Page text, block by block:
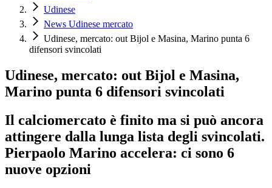
Udinese
News Udinese mercato
Udinese, mercato: out Bijol e Masina, Marino punta 6
difensori svincolati
Udinese, mercato: out Bijol e Masina,
Marino punta 6 difensori svincolati
Il calciomercato è finito ma si può ancora
attingere dalla lunga lista degli svincolati.
Pierpaolo Marino accelera: ci sono 6
nuove opzioni